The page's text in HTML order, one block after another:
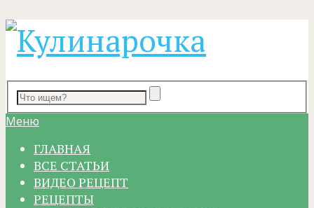
Меню
ГЛАВНАЯ
ВСЕ СТАТЬИ
ВИДЕО РЕЦЕПТ
РЕЦЕПТЫ